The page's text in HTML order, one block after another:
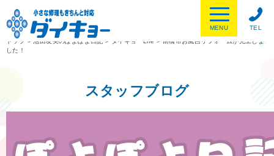
TEL
MENU
トップ
> 池田友美のぽよぽよ日記 > ダイキョーLife > 前橋市お風呂リフォームが完工しま
した！
スタッフブログ